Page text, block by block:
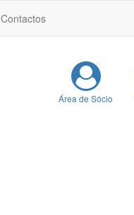
Contactos
Área de Sócio